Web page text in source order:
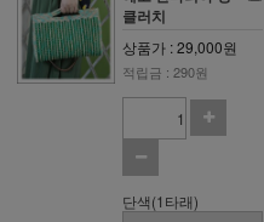
클러치
상품가 : 29,000원
적립금 : 290원
단색(1타래)